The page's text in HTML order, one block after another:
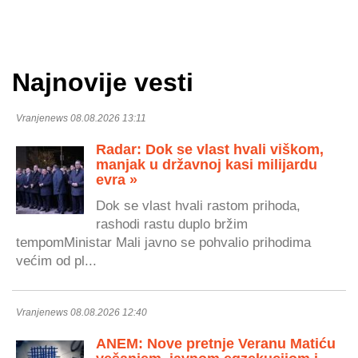
Najnovije vesti
Vranjenews 08.08.2026 13:11
Radar: Dok se vlast hvali viškom,
manjak u državnoj kasi milijardu
evra »
Dok se vlast hvali rastom prihoda,
rashodi rastu duplo bržim
tempomMinistar Mali javno se pohvalio prihodima
većim od pl...
Vranjenews 08.08.2026 12:40
ANEM: Nove pretnje Veranu Matiću